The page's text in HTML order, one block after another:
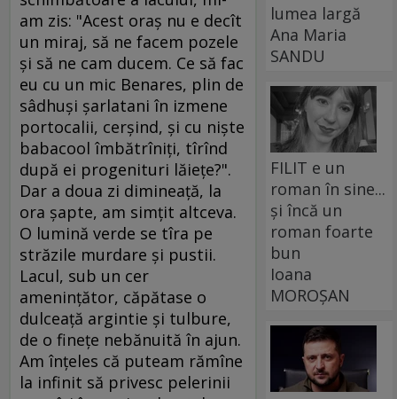
am zis: "Acest oraş nu e decît
un miraj, să ne facem pozele
şi să ne cam ducem. Ce să fac
eu cu un mic Benares, plin de
sâdhuşi şarlatani în izmene
portocalii, cerşind, şi cu nişte
babacool îmbătrîniţi, tîrînd
după ei progenituri lăieţe?".
Dar a doua zi dimineaţă, la
ora şapte, am simţit altceva.
O lumină verde se tîra pe
străzile murdare şi pustii.
Lacul, sub un cer
ameninţător, căpătase o
dulceaţă argintie şi tulbure,
de o fineţe nebănuită în ajun.
Am înţeles că puteam rămîne
la infinit să privesc pelerinii
lumea largă
Ana Maria
SANDU
FILIT e un
roman în sine...
și încă un
roman foarte
bun
Ioana
MOROȘAN